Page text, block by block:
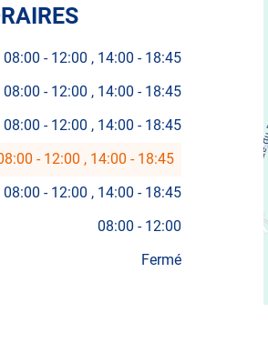
08:00 - 12:00 14:00 - 18:45
08:00 - 12:00 14:00 - 18:45
08:00 - 12:00 14:00 - 18:45
- 12:00 14:00 - 18:45
08:00 - 12:00 14:00 - 18:45
08:00 - 12:00
Fermé